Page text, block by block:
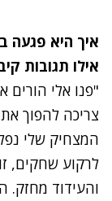
איך היא פגעה
אילו תגובות
"פנו אלי הורים
צריכה להפוך
המצחיק שלי
לרקוע שחקים,
והעידוד מחזק.